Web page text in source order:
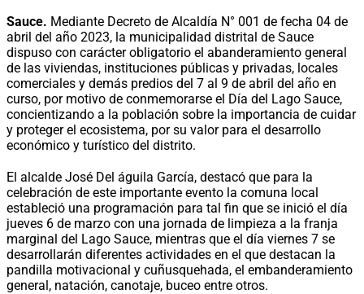
Sauce. Mediante Decreto de Alcaldía N° 001 de fecha 04 de
abril del año 2023, la municipalidad distrital de Sauce
dispuso con carácter obligatorio el abanderamiento general
de las viviendas, instituciones públicas y privadas, locales
comerciales y demás predios del 7 al 9 de abril del año en
curso, por motivo de conmemorarse el Día del Lago Sauce,
concientizando a la población sobre la importancia de cuidar
y proteger el ecosistema, por su valor para el desarrollo
económico y turístico del distrito.
El alcalde José Del águila García, destacó que para la
celebración de este importante evento la comuna local
estableció una programación para tal fin que se inició el día
jueves 6 de marzo con una jornada de limpieza a la franja
marginal del Lago Sauce, mientras que el día viernes 7 se
desarrollarán diferentes actividades en el que destacan la
pandilla motivacional y cuñusquehada, el embanderamiento
general, natación, canotaje, buceo entre otros.